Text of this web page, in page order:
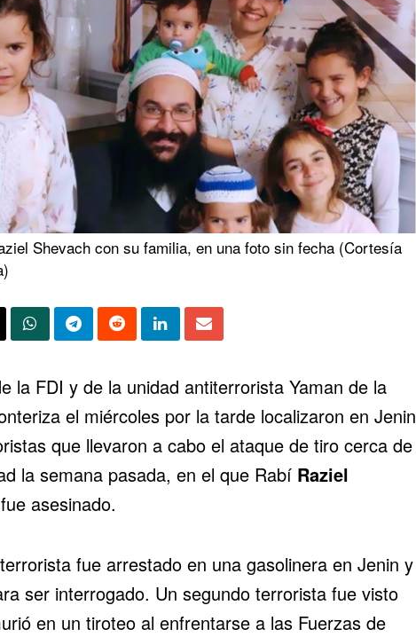
Shevach con su familia, en una foto sin fecha (Cortesía
la FDI y de la unidad antiterrorista Yaman de la
el miércoles por la tarde localizaron en Jenin
que llevaron a cabo el ataque de tiro cerca de
la semana pasada, en el que Rabí Raziel
fue asesinado.
fue arrestado en una gasolinera en Jenin y
ser interrogado. Un segundo terrorista fue visto
en un tiroteo al enfrentarse a las Fuerzas de